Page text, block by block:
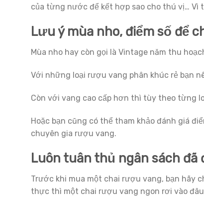
của từng nước để kết hợp sao cho thú vị… Vì
Lưu ý mùa nho, điểm số để
Mùa nho hay còn gọi là Vintage năm thu
Với những loại rượu vang phân khúc rẻ bạn
Còn với vang cao cấp hơn thì tùy theo từng
Hoặc bạn cũng có thể tham khảo đánh giá
chuyên gia rượu vang.
Luôn tuân thủ ngân sách
Trước khi mua một chai rượu vang, bạn hãy
thực thì một chai rượu vang ngon rơi vào